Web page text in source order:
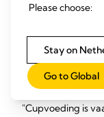
siliconen
stoornis. Ook kan
makkelijker zijn",
de baby af.
hebben voor
"Cupvoeding is
Please choose:
Stay on
Go to Global